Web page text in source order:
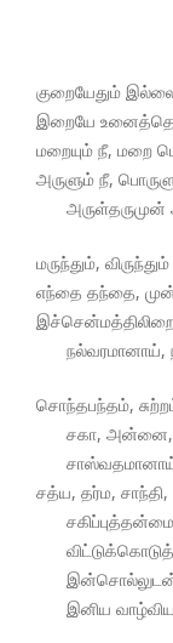
குறையேதும்
இறையே
மறையும் நீ, மறை
அருளும் நீ,
மருந்தும்,
எந்தை தந்தை,
நல்வரமானாய்,
சொந்தபந்தம்,
சகா, அன்னை,
சத்ய, தர்ம,
இனிய